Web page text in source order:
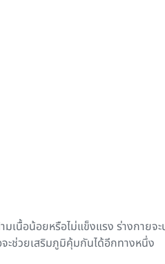
นื้อน้อยหรือไม่แข็งแรง ร่างกายจ
ะช่วยเสริมภูมิคุ้มกันได้อีกทางหนึ่ง